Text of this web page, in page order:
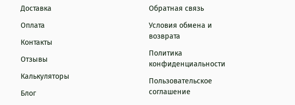
Доставка
Оплата
Контакты
Отзывы
Калькуляторы
Блог
Обратная связь
Условия обмена и
возврата
Политика
конфиденциальности
Пользовательское
соглашение